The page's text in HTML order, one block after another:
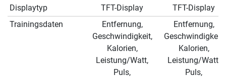
Displaytyp TFT-Display
TFT-Display
Trainingsdaten
Entfernung,
Geschwindigkeit,
Kalorien,
Leistung/Watt,
Puls,
Entfernung,
Geschwindigkeit,
Kalorien,
Leistung/Watt,
Puls,